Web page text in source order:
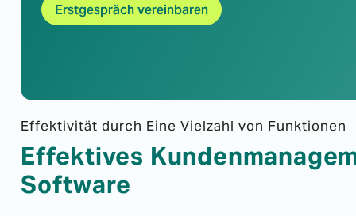
Erstgespräch vereinbaren
Effektivität durch Eine Vielzahl von Funktionen
Effektives
Software